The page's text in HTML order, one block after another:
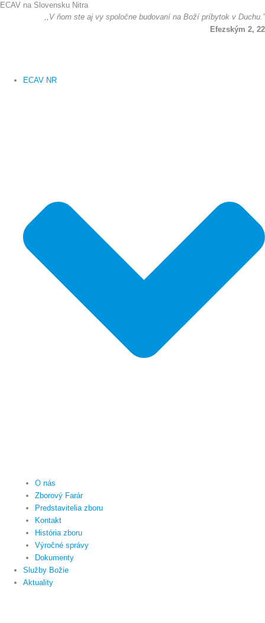
Preskočiť
ECAV na Slovensku Nitra
,,V ňom ste aj vy spoločne budovaní na Boží príbytok v Duchu.”
Efezským 2, 22
ECAV NR
O nás
Zborový Farár
Predstavitelia zboru
Kontakt
História zboru
Výročné správy
Dokumenty
Služby Božie
Aktuality